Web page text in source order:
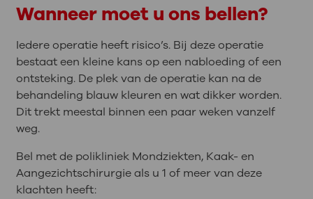
Wanneer moet u ons bellen?
Iedere operatie heeft risico’s. Bij deze operatie
bestaat een kleine kans op een nabloeding of een
ontsteking. De plek van de operatie kan na de
behandeling blauw kleuren en wat dikker worden.
Dit trekt meestal binnen een paar weken vanzelf
weg.
Bel met de polikliniek Mondziekten, Kaak- en
Aangezichtschirurgie als u 1 of meer van deze
klachten heeft: